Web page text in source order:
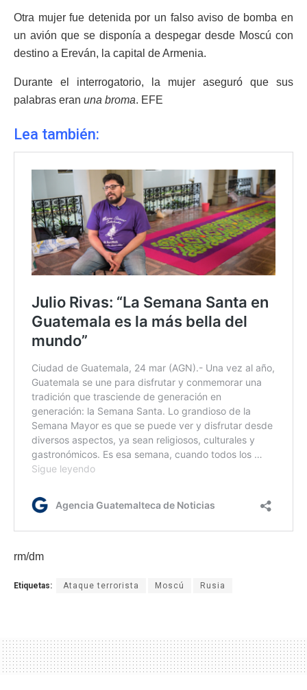
Otra mujer fue detenida por un falso aviso de bomba en
un avión que se disponía a despegar desde Moscú con
destino a Ereván, la capital de Armenia.
Durante el interrogatorio, la mujer aseguró que sus
palabras eran una broma. EFE
Lea también:
rm/dm
Etiquetas: Ataque terrorista Moscú Rusia